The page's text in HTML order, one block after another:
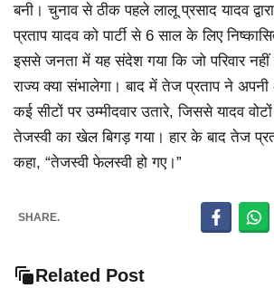
बनी। चुनाव से ठीक पहले लालू प्रसाद यादव
प्रताप यादव को पार्टी से 6 साल के लिए
इससे जनता में यह संदेश गया कि जो परिवार
राज्य क्या संभालेगा। बाद में तेज प्रताप ने अपनी
कई सीटों पर उम्मीदवार उतारे, जिससे यादव
तेजस्वी का खेल बिगड़ गया। हार के बाद तेज
कहा, “तेजस्वी फेलस्वी हो गए।”
SHARE.
Related Post